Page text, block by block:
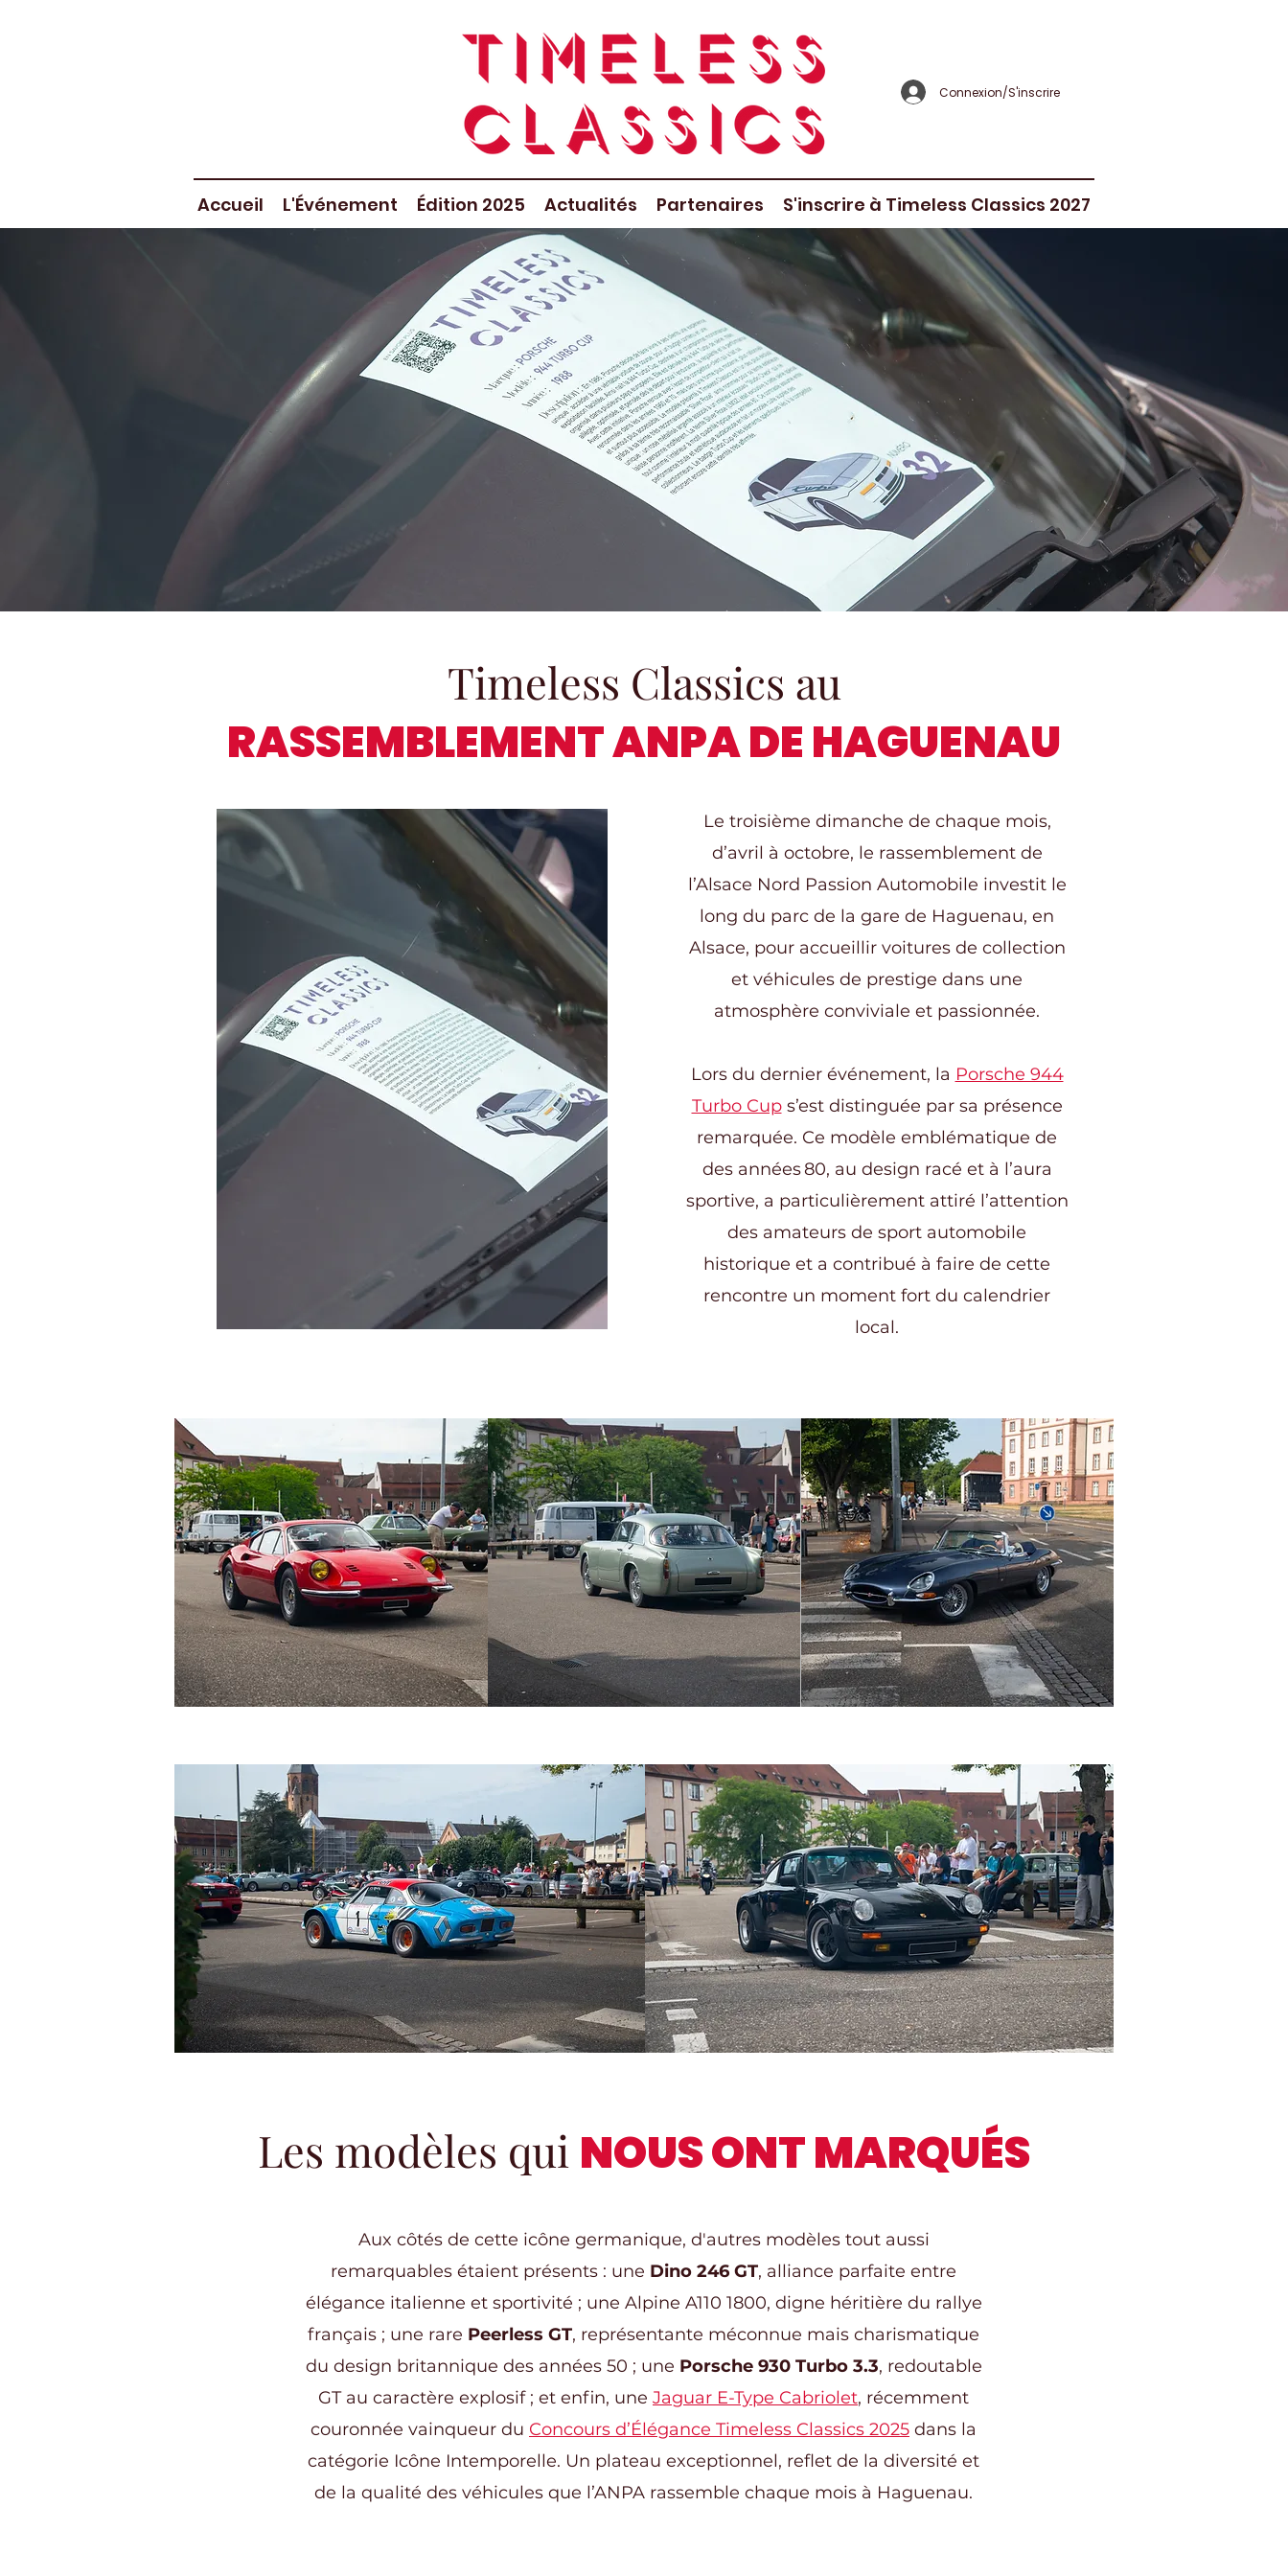
Connexion/S'inscrire
Accueil L'Événement Édition 2025 Actualités Partenaires S'inscrire à Timeless Classics 2027
Timeless Classics au
RASSEMBLEMENT ANPA DE HAGUENAU
Le troisième dimanche de chaque mois,
d’avril à octobre, le rassemblement de
l’Alsace Nord Passion Automobile investit le
long du parc de la gare de Haguenau, en
Alsace, pour accueillir voitures de collection
et véhicules de prestige dans une
atmosphère conviviale et passionnée.
Lors du dernier événement, la Porsche 944
Turbo Cups’est distinguée par sa présence
remarquée. Ce modèle emblématique de
des années 80, au design racé et à l’aura
sportive, a particulièrement attiré l’attention
des amateurs de sport automobile
historique et a contribué à faire de cette
rencontre un moment fort du calendrier
local.
Les modèles qui NOUS ONT MARQUÉS
Aux côtés de cette icône germanique, d'autres modèles tout aussi
remarquables étaient présents : une Dino 246 GT, alliance parfaite entre
élégance italienne et sportivité ; une Alpine A110 1800, digne héritière du rallye
français ; une rare Peerless GT, représentante méconnue mais charismatique
du design britannique des années 50 ; une Porsche 930 Turbo 3.3, redoutable
GT au caractère explosif ; et enfin, une Jaguar E-Type Cabriolet, récemment
couronnée vainqueur du Concours d’Élégance Timeless Classics 2025 dans la
catégorie Icône Intemporelle. Un plateau exceptionnel, reflet de la diversité et
de la qualité des véhicules que l’ANPA rassemble chaque mois à Haguenau.